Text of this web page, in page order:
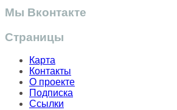
Мы Вконтакте
Страницы
Карта
Контакты
О проекте
Подписка
Ссылки